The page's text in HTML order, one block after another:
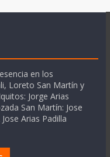
en los
Loreto San Martín y
Jorge Arias
San Martín: Jose
Arias Padilla